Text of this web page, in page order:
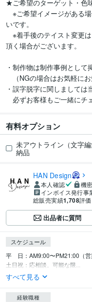
★ご希望のターゲット・色
※ご希望イメージがある
いです。
※着手後のテイスト変更
頂く場合がございます。
・制作物は制作事例として
（NGの場合はお気軽にお
・誤字脱字に関しましては
必ずお客様もご一緒にチ
有料オプション
未アウトライン（文字
納品
HAN Design
本人確認
機
インボイス発行事
総販売実績1,708評価
出品者に質問
スケジュール
平　日：AM9:00〜PM21:00（営
土日祝：応相談。可能な限...
すべて見る
経験職種